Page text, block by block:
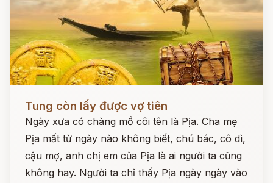
Tung còn lấy được vợ tiên
Ngày xưa có chàng mồ côi tên là Pịa. Cha mẹ
Pịa mất từ ngày nào không biết, chú bác, cô dì,
cậu mợ, anh chị em của Pịa là ai người ta cũng
không hay. Người ta chỉ thấy Pịa ngày ngày vào